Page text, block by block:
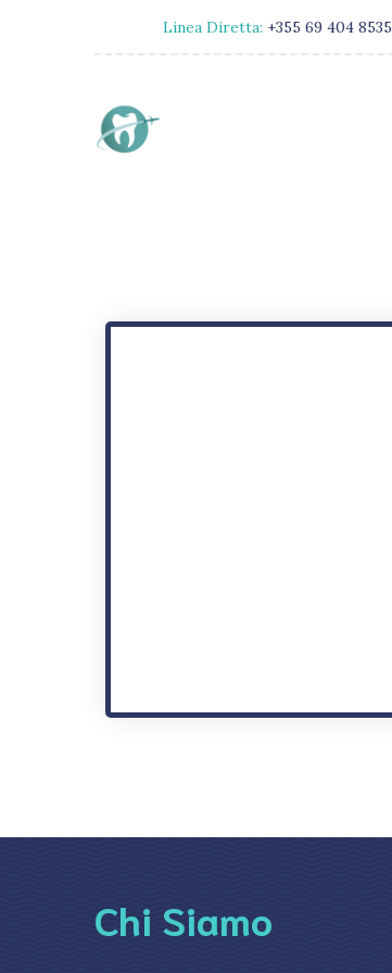
Linea Diretta: +355 69 404 8535
Chi Siamo